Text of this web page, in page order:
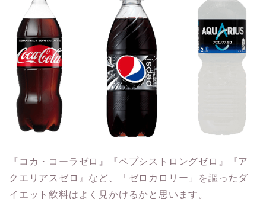
『コカ・コーラゼロ』『ペプシストロングゼロ』『ア
クエリアスゼロ』など、「ゼロカロリー」を謳ったダ
イエット飲料はよく見かけるかと思います。